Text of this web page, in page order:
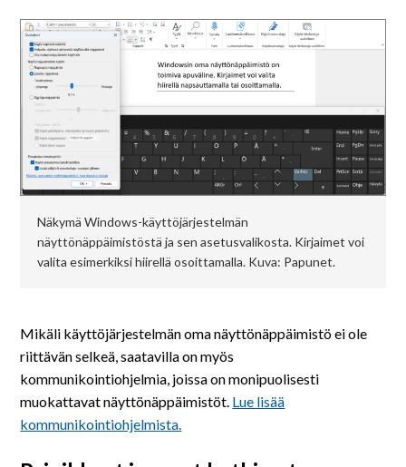
Näkymä Windows-käyttöjärjestelmän
näyttönäppäimistöstä ja sen asetusvalikosta. Kirjaimet voi
valita esimerkiksi hiirellä osoittamalla. Kuva: Papunet.
Mikäli käyttöjärjestelmän oma näyttönäppäimistö ei ole
riittävän selkeä, saatavilla on myös
kommunikointiohjelmia, joissa on monipuolisesti
muokattavat näyttönäppäimistöt. Lue lisää
kommunikointiohjelmista.